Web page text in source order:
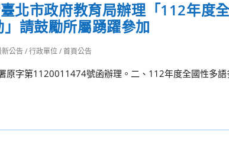
北市政府教育局辦理「112年度
請鼓勵所屬踴躍參加
新公告/行政單位/首頁公告
原字第1120011474號函辦理。二、112年度全國性多語